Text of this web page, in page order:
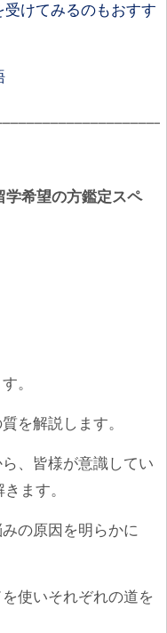
けてみるのもおすす
学希望の方鑑定スペ
。
を解説します。
、皆様が意識してい
ます。
の原因を明らかに
使いそれぞれの道を